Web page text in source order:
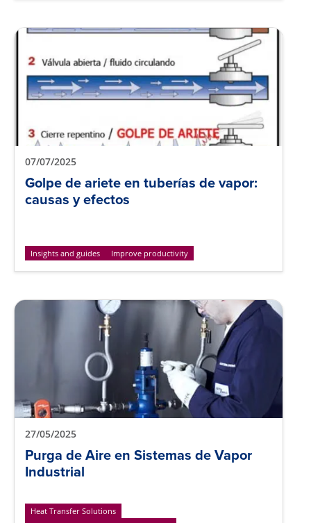
07/07/2025
Golpe de ariete en tuberías de vapor:
causas y efectos
Insights and guides Improve productivity
27/05/2025
Purga de Aire en Sistemas de Vapor
Industrial
Heat Transfer Solutions